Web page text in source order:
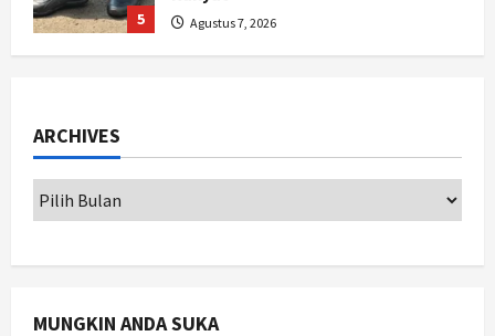
5 Agustus 7, 2026
1
Politik
Agustus 8, 2026
Peringatan HUT ke-270 Kota
ARCHIVES
MUNGKIN ANDA SUKA